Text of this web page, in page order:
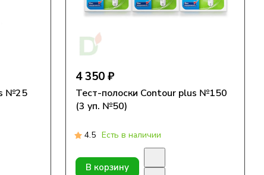
№25
4 350 ₽
Тест-полоски Contour plus №150
(3 уп. №50)
4.5 Есть в наличии
В корзину